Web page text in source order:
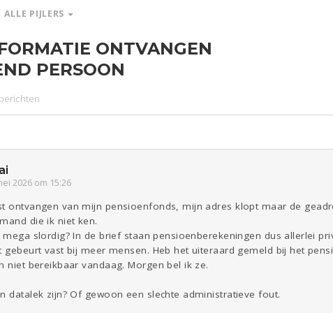
ALLE PIJLERS
Studie
Lijf & Lijn Kinderen Digi Eten
Mode &
ONTVANGEN
PERSOON
2026 om 15:26
ontvangen van mijn pensioenfonds, mijn adres klopt maar de
die ik niet ken.
mega slordig? In de brief staan pensioenberekeningen dus allerlei
gebeurt vast bij meer mensen. Heb het uiteraard gemeld bij het
niet bereikbaar vandaag. Morgen bel ik ze.
datalek zijn? Of gewoon een slechte administratieve fout.